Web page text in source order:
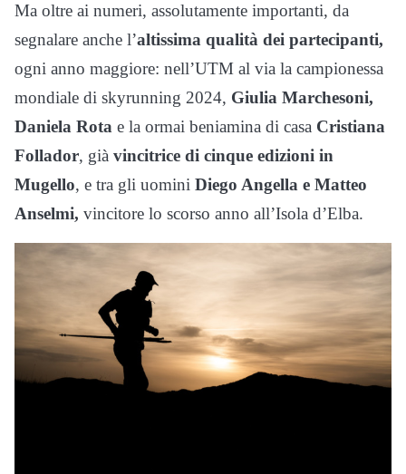
Ma oltre ai numeri, assolutamente importanti, da
segnalare anche l’altissima qualità dei partecipanti,
ogni anno maggiore: nell’UTM al via la campionessa
mondiale di skyrunning 2024, Giulia Marchesoni,
Daniela Rota e la ormai beniamina di casa Cristiana
Follador, già vincitrice di cinque edizioni in
Mugello, e tra gli uomini Diego Angella e Matteo
Anselmi, vincitore lo scorso anno all’Isola d’Elba.